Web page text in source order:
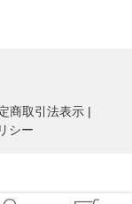
商取引法表示
シー